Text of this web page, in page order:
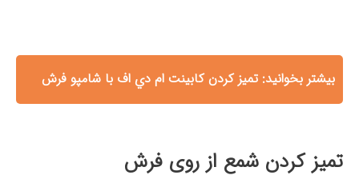
بیشتر بخوانید: تميز كردن كابينت ام دي اف با شامپو فرش
تميز كردن شمع از روی فرش